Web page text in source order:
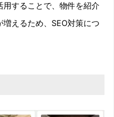
することで、物件を紹介
えるため、SEO対策につ